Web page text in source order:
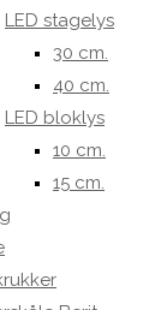
LED stagelys
30 cm.
40 cm.
LED bloklys
10 cm.
15 cm.